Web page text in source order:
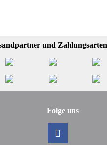
und Zahlungsarten
Folge uns